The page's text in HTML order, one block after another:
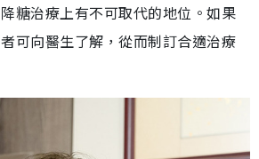
糖治療上有不可取代的地位。如果
可向醫生了解，從而制訂合適治療